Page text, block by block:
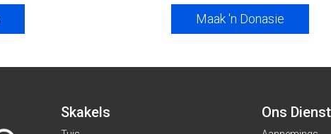
Maak 'n Donasie
Skakels Ons